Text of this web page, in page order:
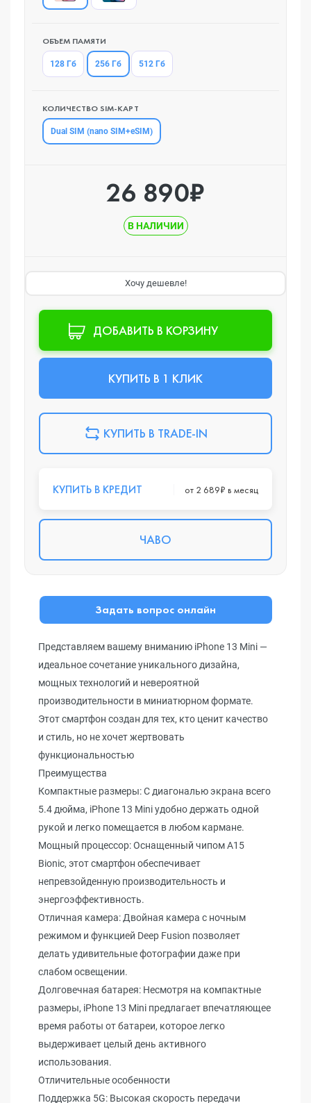
ОБЪЕМ ПАМЯТИ
128 Гб 256 Гб 512 Гб
КОЛИЧЕСТВО SIM-КАРТ
Dual SIM (nano SIM+eSIM)
26 890₽
В НАЛИЧИИ
Хочу дешевле!
ДОБАВИТЬ В КОРЗИНУ
КУПИТЬ В 1 КЛИК
КУПИТЬ В TRADE-IN
КУПИТЬ В КРЕДИТ от 2 689₽ в месяц
ЧАВО
Задать вопрос онлайн
Представляем вашему вниманию iPhone 13 Mini —
идеальное сочетание уникального дизайна,
мощных технологий и невероятной
производительности в миниатюрном формате.
Этот смартфон создан для тех, кто ценит качество
и стиль, но не хочет жертвовать
функциональностью
Преимущества
Компактные размеры: С диагональю экрана всего
5.4 дюйма, iPhone 13 Mini удобно держать одной
рукой и легко помещается в любом кармане.
Мощный процессор: Оснащенный чипом A15
Bionic, этот смартфон обеспечивает
непревзойденную производительность и
энергоэффективность.
Отличная камера: Двойная камера с ночным
режимом и функцией Deep Fusion позволяет
делать удивительные фотографии даже при
слабом освещении.
Долговечная батарея: Несмотря на компактные
размеры, iPhone 13 Mini предлагает впечатляющее
время работы от батареи, которое легко
выдерживает целый день активного
использования.
Отличительные особенности
Поддержка 5G: Высокая скорость передачи